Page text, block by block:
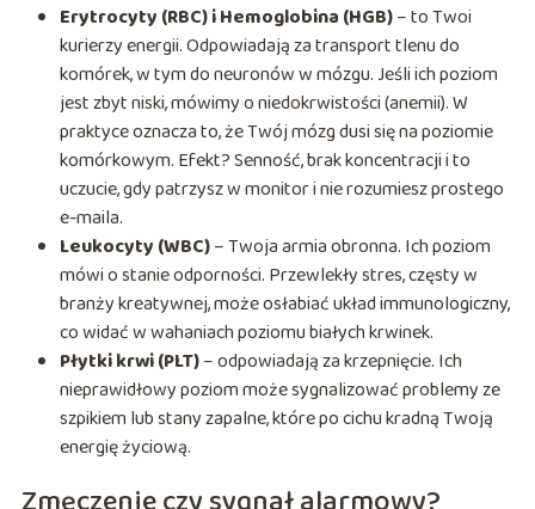
Erytrocyty (RBC) i Hemoglobina (HGB)– to Twoi
kurierzy energii. Odpowiadają za transport tlenu do
komórek, w tym do neuronów w mózgu. Jeśli ich poziom
jest zbyt niski, mówimy o niedokrwistości (anemii). W
praktyce oznacza to, że Twój mózg dusi się na poziomie
komórkowym. Efekt? Senność, brak koncentracji i to
uczucie, gdy patrzysz w monitor i nie rozumiesz prostego
e-maila.
Leukocyty (WBC)– Twoja armia obronna. Ich poziom
mówi o stanie odporności. Przewlekły stres, częsty w
branży kreatywnej, może osłabiać układ immunologiczny,
co widać w wahaniach poziomu białych krwinek.
Płytki krwi (PLT)– odpowiadają za krzepnięcie. Ich
nieprawidłowy poziom może sygnalizować problemy ze
szpikiem lub stany zapalne, które po cichu kradną Twoją
energię życiową.